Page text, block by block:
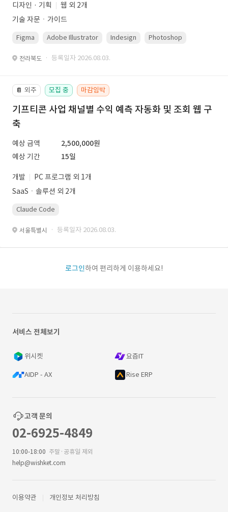
디자인 · 기획
웹 외 2개
기술 자문ㆍ가이드
Figma Adobe Illustrator Indesign Photoshop
전라북도 · 등록일자 2026.08.03.
📔 외주 모집 중 마감임박
기프티콘 사업 채널별 수익 예측 자동화 및 조회 웹 구
축
예상 금액
2,500,000원
예상 기간
15일
개발
PC 프로그램 외 1개
SaaSㆍ솔루션 외 2개
Claude Code
서울특별시 · 등록일자 2026.08.03.
로그인하여 편리하게 이용하세요!
서비스 전체보기
위시켓 요즘IT
AIDP - AX Rise ERP
고객 문의
02-6925-4849
10:00-18:00 주말·공휴일 제외
help@wishket.com
이용약관 개인정보 처리방침